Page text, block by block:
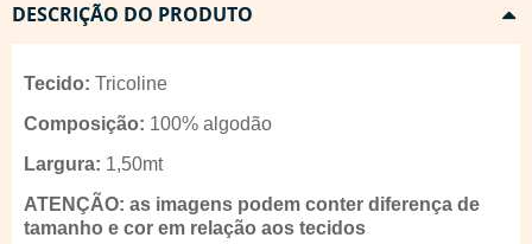
DESCRIÇÃO DO PRODUTO
Tecido: Tricoline
Composição: 100% algodão
Largura: 1,50mt
ATENÇÃO: as imagens podem conter diferença de
tamanho e cor em relação aos tecidos